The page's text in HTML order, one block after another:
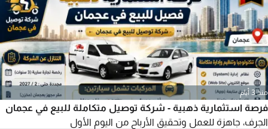
منذ 3 أيام
فرصة استثمارية ذهبية - شركة توصيل متكاملة للبيع في عجمان
الجرف، جاهزة للعمل وتحقيق الأرباح من اليوم الأول